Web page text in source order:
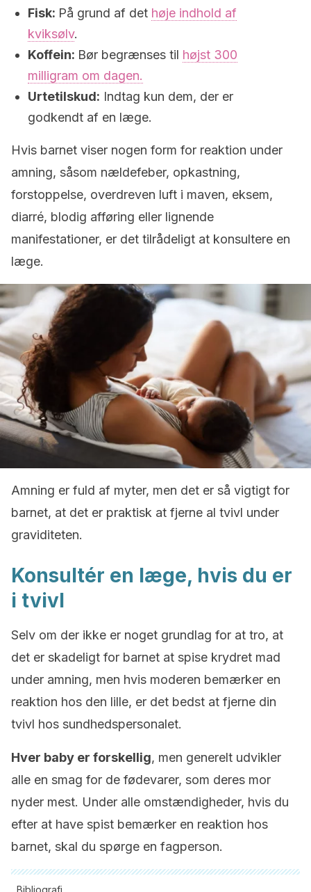
Fisk: På grund af det høje indhold af
kviksølv.
Koffein: Bør begrænses til højst 300
milligram om dagen.
Urtetilskud: Indtag kun dem, der er
godkendt af en læge.
Hvis barnet viser nogen form for reaktion under
amning, såsom nældefeber, opkastning,
forstoppelse, overdreven luft i maven, eksem,
diarré, blodig afføring eller lignende
manifestationer, er det tilrådeligt at konsultere en
læge.
Amning er fuld af myter, men det er så vigtigt for
barnet, at det er praktisk at fjerne al tvivl under
graviditeten.
Konsultér en læge, hvis du er
i tvivl
Selv om der ikke er noget grundlag for at tro, at
det er skadeligt for barnet at spise krydret mad
under amning, men hvis moderen bemærker en
reaktion hos den lille, er det bedst at fjerne din
tvivl hos sundhedspersonalet.
Hver baby er forskellig, men generelt udvikler
alle en smag for de fødevarer, som deres mor
nyder mest. Under alle omstændigheder, hvis du
efter at have spist bemærker en reaktion hos
barnet, skal du spørge en fagperson.
Bibliografi